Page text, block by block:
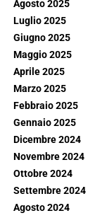
Agosto 2025
Luglio 2025
Giugno 2025
Maggio 2025
Aprile 2025
Marzo 2025
Febbraio 2025
Gennaio 2025
Dicembre 2024
Novembre 2024
Ottobre 2024
Settembre 2024
Agosto 2024